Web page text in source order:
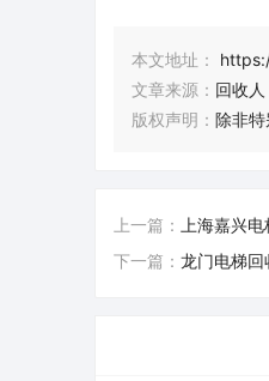
本文地址：
文章来源： 回收人
版权声明： 除非特
上一篇：
上海嘉兴
下一篇： 龙门电梯回